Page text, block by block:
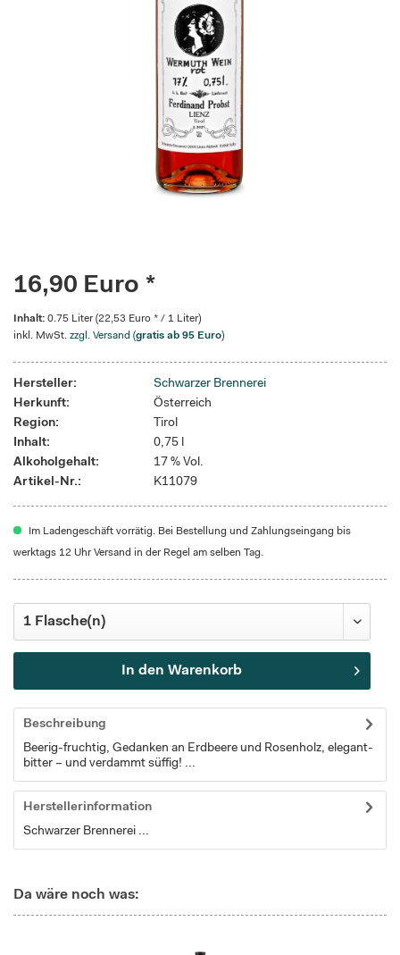
16,90 Euro *
Inhalt: 0.75 Liter (22,53 Euro * / 1 Liter)
inkl. MwSt. zzgl. Versand (gratis ab 95 Euro)
Hersteller:
Schwarzer Brennerei
Herkunft:
Österreich
Region:
Tirol
Inhalt:
0,75 l
Alkoholgehalt:
17 % Vol.
Artikel-Nr.:
K11079
Im Ladengeschäft vorrätig. Bei Bestellung und Zahlungseingang bis
werktags 12 Uhr Versand in der Regel am selben Tag.
In den Warenkorb
Beschreibung
Beerig-fruchtig, Gedanken an Erdbeere und Rosenholz, elegant-
bitter – und verdammt süffig! ...
Herstellerinformation
Schwarzer Brennerei ...
Da wäre noch was: